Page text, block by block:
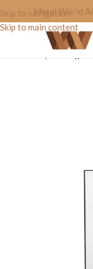
Skip to navigation
Skip to main content
Metal World Al